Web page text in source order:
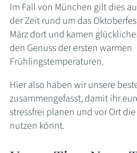
Im Fall von München gilt dies
der Zeit rund um das
März dort und kamen
den Genuss der ersten warmen
Frühlingstemperaturen.
Hier also haben wir unsere
zusammengefasst, damit ihr
stressfrei planen und vor Ort
nutzen könnt.